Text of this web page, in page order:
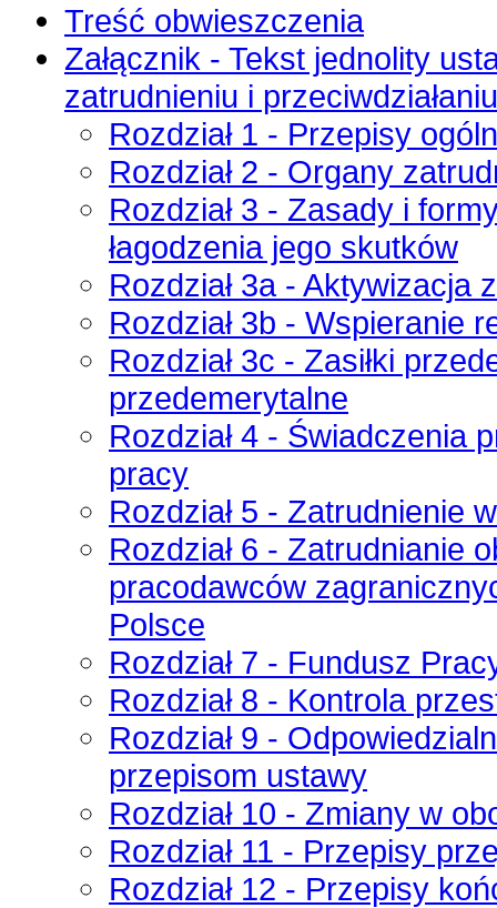
Treść obwieszczenia
Załącznik - Tekst jednolity
zatrudnieniu i
Rozdział 1 - Przepisy
Rozdział 2 - Organy
Rozdział 3 - Zasady i
łagodzenia jego skutków
Rozdział 3a - Aktywizacja
Rozdział 3b - Wspieranie
Rozdział 3c - Zasiłki
przedemerytalne
Rozdział 4 - Świadczenia
pracy
Rozdział 5 - Zatrudnienie
Rozdział 6 - Zatrudnianie
pracodawców
Polsce
Rozdział 7 - Fundusz
Rozdział 8 - Kontrola
Rozdział 9 -
przepisom ustawy
Rozdział 10 - Zmiany w
Rozdział 11 - Przepisy
Rozdział 12 - Przepisy